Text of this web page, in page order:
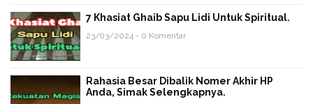
7 Khasiat Ghaib Sapu Lidi Untuk Spiritual.
23/03/2024 - 0 Komentar
Rahasia Besar Dibalik Nomer Akhir HP
Anda, Simak Selengkapnya.